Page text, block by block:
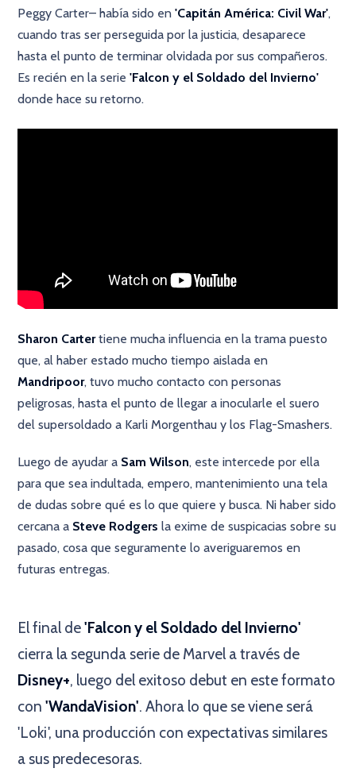
Peggy Carter– había sido en 'Capitán América: Civil War',
cuando tras ser perseguida por la justicia, desaparece
hasta el punto de terminar olvidada por sus compañeros.
Es recién en la serie'Falcon y el Soldado del Invierno'
donde hace su retorno.
Sharon Cartertiene mucha influencia en la trama puesto
que, al haber estado mucho tiempo aislada en
Mandripoor, tuvo mucho contacto con personas
peligrosas, hasta el punto de llegar a inocularle el suero
del supersoldado a Karli Morgenthau y los Flag-Smashers.
Luego de ayudar a Sam Wilson, este intercede por ella
para que sea indultada, empero, mantenimiento una tela
de dudas sobre qué es lo que quiere y busca. Ni haber sido
cercana a Steve Rodgersla exime de suspicacias sobre su
pasado, cosa que seguramente lo averiguaremos en
futuras entregas.
El final de'Falcon y el Soldado del Invierno'
cierra la segunda serie de Marvel a través de
Disney+, luego del exitoso debut en este formato
con'WandaVision'. Ahora lo que se viene será
'Loki', una producción con expectativas similares
a sus predecesoras.